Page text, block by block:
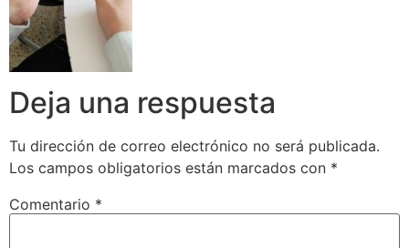
Deja una respuesta
Tu dirección de correo electrónico no será publicada.
Los campos obligatorios están marcados con *
Comentario *